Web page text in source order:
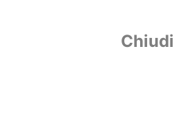
Chiudi